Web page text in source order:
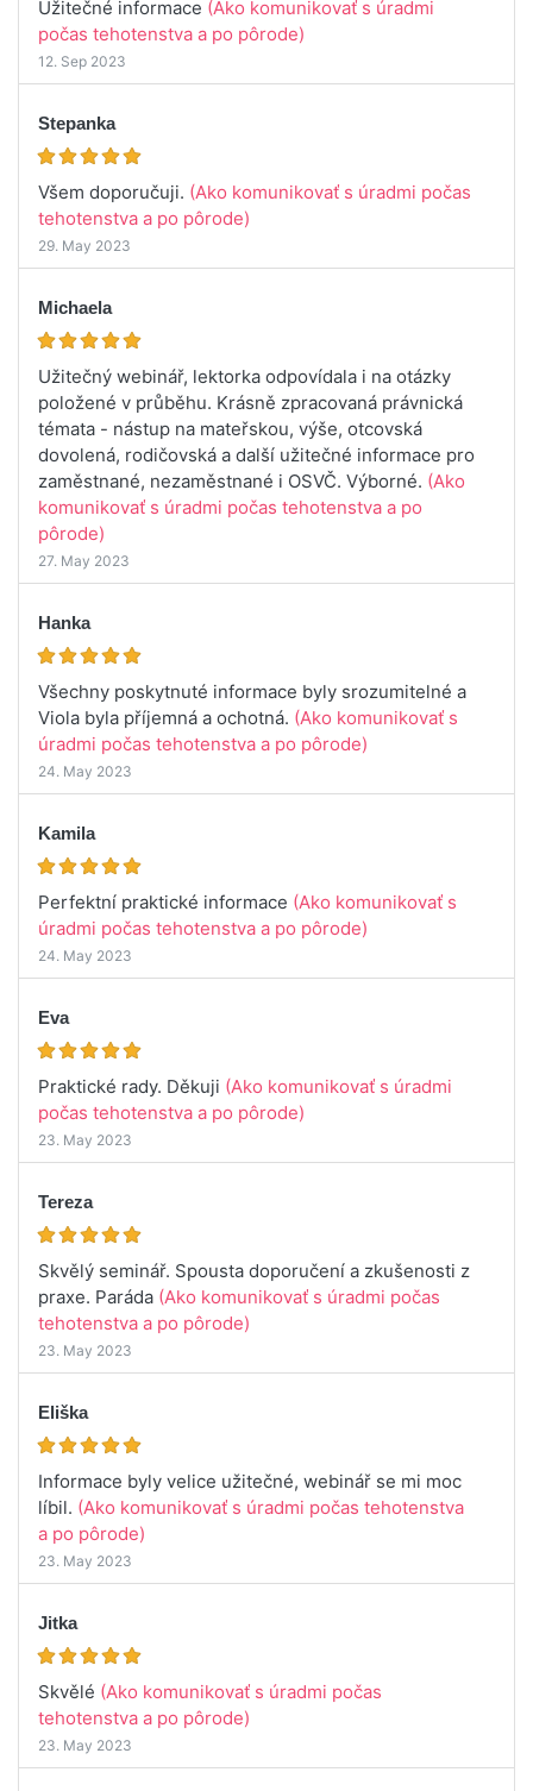
Užitečné informace (Ako komunikovať s úradmi
počas tehotenstva a po pôrode)
12. Sep 2023
Stepanka
Všem doporučuji. (Ako komunikovať s úradmi počas
tehotenstva a po pôrode)
29. May 2023
Michaela
Užitečný webinář, lektorka odpovídala i na otázky
položené v průběhu. Krásně zpracovaná právnická
témata - nástup na mateřskou, výše, otcovská
dovolená, rodičovská a další užitečné informace pro
zaměstnané, nezaměstnané i OSVČ. Výborné. (Ako
komunikovať s úradmi počas tehotenstva a po
pôrode)
27. May 2023
Hanka
Všechny poskytnuté informace byly srozumitelné a
Viola byla příjemná a ochotná. (Ako komunikovať s
úradmi počas tehotenstva a po pôrode)
24. May 2023
Kamila
Perfektní praktické informace (Ako komunikovať s
úradmi počas tehotenstva a po pôrode)
24. May 2023
Eva
Praktické rady. Děkuji (Ako komunikovať s úradmi
počas tehotenstva a po pôrode)
23. May 2023
Tereza
Skvělý seminář. Spousta doporučení a zkušenosti z
praxe. Paráda (Ako komunikovať s úradmi počas
tehotenstva a po pôrode)
23. May 2023
Eliška
Informace byly velice užitečné, webinář se mi moc
líbil. (Ako komunikovať s úradmi počas tehotenstva
a po pôrode)
23. May 2023
Jitka
Skvělé (Ako komunikovať s úradmi počas
tehotenstva a po pôrode)
23. May 2023